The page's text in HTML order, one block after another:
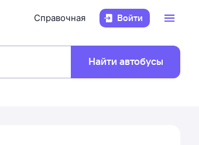
Справочная Войти
Найти автобусы